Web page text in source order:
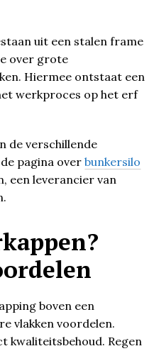
uit een stalen frame
over grote
Hiermee ontstaat een
werkproces op het erf
de verschillende
pagina overbunkersilo
een leverancier van
boven een
vlakken voordelen.
kwaliteitsbehoud. Regen